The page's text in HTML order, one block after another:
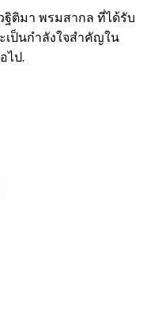
ฐิติมา พรมสากล ที่ได้รับ
เป็นกำลังใจสำคัญใน
ไป.